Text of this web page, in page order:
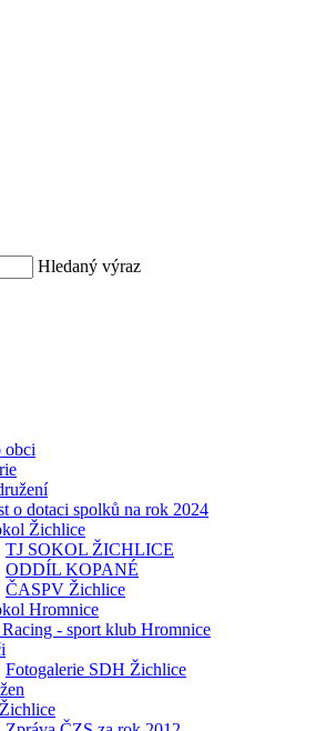
Hledaný výraz
obci
o dotaci spolků na rok 2024
Žichlice
TJ SOKOL ŽICHLICE
ODDÍL KOPANÉ
ČASPV Žichlice
Hromnice
- sport klub Hromnice
Fotogalerie SDH Žichlice